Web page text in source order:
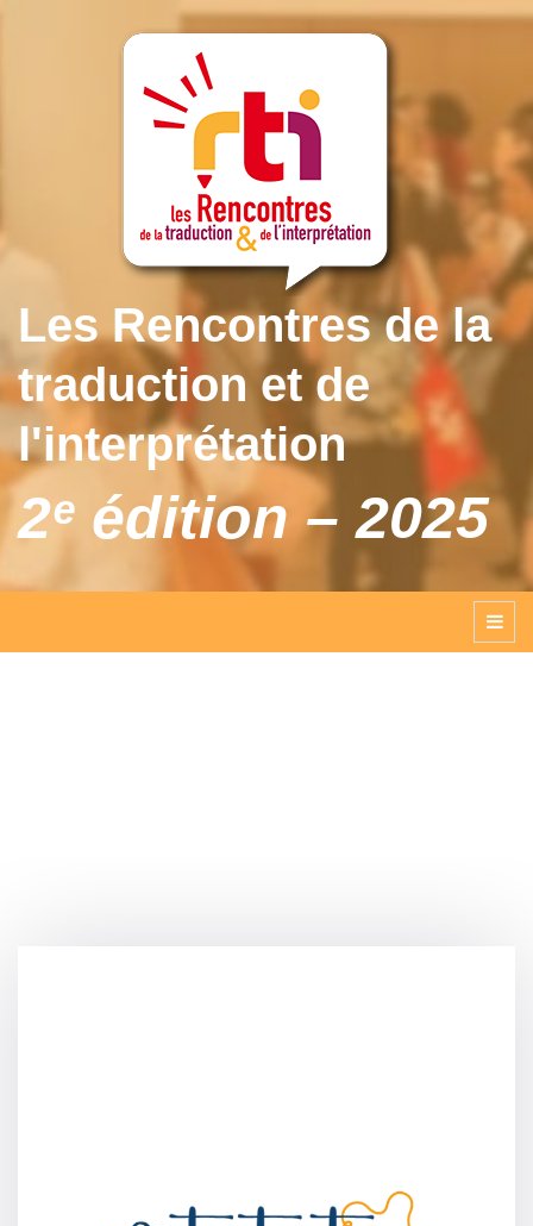
Les Rencontres de la
traduction et de
l'interprétation
2ᵉ édition – 2025